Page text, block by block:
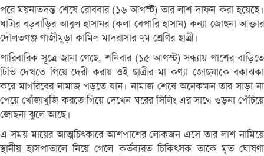
পরে ময়নাতদন্ত শেষে রোববার (১৬ আগস্ট) তার লাশ দাফন করা হয়েছে।
ঘাটার বড়বাড়ির আবুল হাসানর (কলা বেপারি হাসান) কন্যা জোছনা আক্তার
দৌলতগঞ্জ গাজীমুড়া কামিল মাদরাসার ৭ম শ্রেণির ছাত্রী।
পারিবারিক সূত্রে জানা গেছে, শনিবার (১৫ আগস্ট) সন্ধ্যায় পাশের বাড়িতে
টিভি দেখতে গিয়ে দেরী করায় ওই ছাত্রীর মা কণ্যা জোছনাকে বকাঝকা
করে মাগরিবের নামাজ পড়তে যান। নামাজ শেষে অনেকক্ষন তার সাড়া না
পেয়ে খোঁজাখুজি করতে গিয়ে দেখেন ঘরের সিলিং এর সাথে ওড়না পেঁচিয়ে
জোছনা ঝুলে আছে।
এ সময় মায়ের আত্মচিৎকারে আশপাশের লোকজন এসে তার লাশ নামিয়ে
স্থানীয় হাসপাতালে নিয়ে গেলে কর্তব্যরত চিকিৎসক তাকে মৃত ঘোষণা